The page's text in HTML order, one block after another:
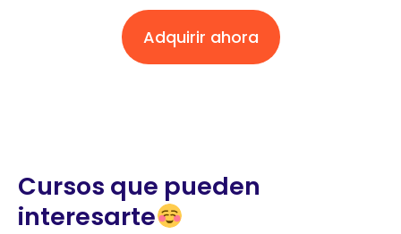
Adquirir ahora
Cursos que pueden
interesarte